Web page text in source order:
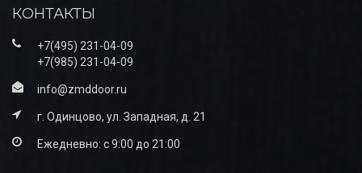
КОНТАКТЫ
+7(495) 231-04-09
+7(985) 231-04-09
info@zmddoor.ru
г. Одинцово, ул. Западная, д. 21
Ежедневно: с 9:00 до 21:00